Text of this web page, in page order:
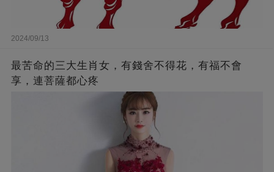
2024/09/13
最苦命的三大生肖女，有錢舍不得花，有福不會
享，連菩薩都心疼